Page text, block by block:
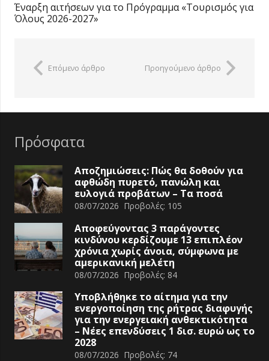
Έναρξη αιτήσεων για το Πρόγραμμα «Τουρισμός για
Όλους 2026-2027»
Επόμενο άρθρο Προηγούμενο άρθρο
Πρόσφατα
Αποζημιώσεις: Πώς θα δοθούν για
αφθώδη πυρετό, πανώλη και
ευλογιά προβάτων – Τα ποσά
08/07/2026 Προβολές: 105
Αποφεύγοντας 3 παράγοντες
κινδύνου κερδίζουμε 13 επιπλέον
χρόνια χωρίς άνοια, σύμφωνα με
αμερικανική μελέτη
08/07/2026 Προβολές: 84
Υποβλήθηκε το αίτημα για την
ενεργοποίηση της ρήτρας διαφυγής
για την ενεργειακή ανθεκτικότητα
– Νέες επενδύσεις 1 δισ. ευρώ ως το
2028
08/07/2026 Προβολές: 74